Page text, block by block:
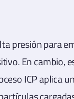
presión para
En cambio,
ICP aplica